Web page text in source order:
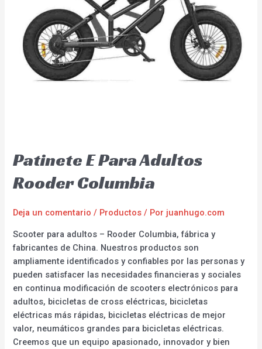
Patinete E Para Adultos
Rooder Columbia
Deja un comentario / Productos / Por juanhugo.com
Scooter para adultos – Rooder Columbia, fábrica y
fabricantes de China. Nuestros productos son
ampliamente identificados y confiables por las personas y
pueden satisfacer las necesidades financieras y sociales
en continua modificación de scooters electrónicos para
adultos, bicicletas de cross eléctricas, bicicletas
eléctricas más rápidas, bicicletas eléctricas de mejor
valor, neumáticos grandes para bicicletas eléctricas.
Creemos que un equipo apasionado, innovador y bien